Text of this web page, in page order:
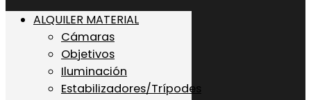
ALQUILER MATERIAL
Cámaras
Objetivos
Iluminación
Estabilizadores/Trípodes